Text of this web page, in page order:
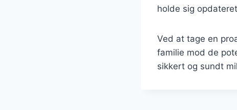
holde sig
Ved at tage en
familie mod de
sikkert og sundt